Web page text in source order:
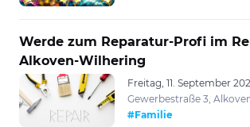
Werde zum Reparatur-Profi im
Alkoven-Wilhering
Freitag, 11. September
Gewerbestraße 3,
#Familie